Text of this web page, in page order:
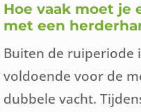
Hoe vaak moet je
met een
Buiten de ruiperiode
voldoende voor de
dubbele vacht.